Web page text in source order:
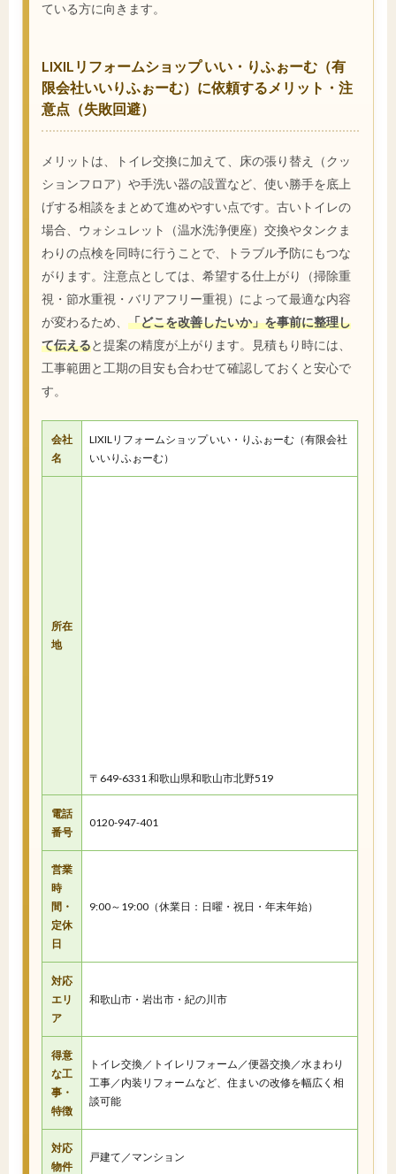
ている方に向きます。
LIXILリフォームショップ いい・りふぉーむ（有
限会社いいりふぉーむ）に依頼するメリット・注
意点（失敗回避）
メリットは、トイレ交換に加えて、床の張り替え（クッ
ションフロア）や手洗い器の設置など、使い勝手を底上
げする相談をまとめて進めやすい点です。古いトイレの
場合、ウォシュレット（温水洗浄便座）交換やタンクま
わりの点検を同時に行うことで、トラブル予防にもつな
がります。注意点としては、希望する仕上がり（掃除重
視・節水重視・バリアフリー重視）によって最適な内容
が変わるため、 「どこを改善したいか」を事前に整理し
て伝えると提案の精度が上がります。見積もり時には、
工事範囲と工期の目安も合わせて確認しておくと安心で
す。
会社
名
LIXILリフォームショップ いい・りふぉーむ（有限会社
いいりふぉーむ）
所在
地
〒649-6331 和歌山県和歌山市北野519
電話
番号
0120-947-401
営業
時
間・
定休
日
9:00～19:00（休業日：日曜・祝日・年末年始）
対応
エリ
ア
和歌山市・岩出市・紀の川市
得意
な工
事・
特徴
トイレ交換／トイレリフォーム／便器交換／水まわり
工事／内装リフォームなど、住まいの改修を幅広く相
談可能
対応
物件
戸建て／マンション